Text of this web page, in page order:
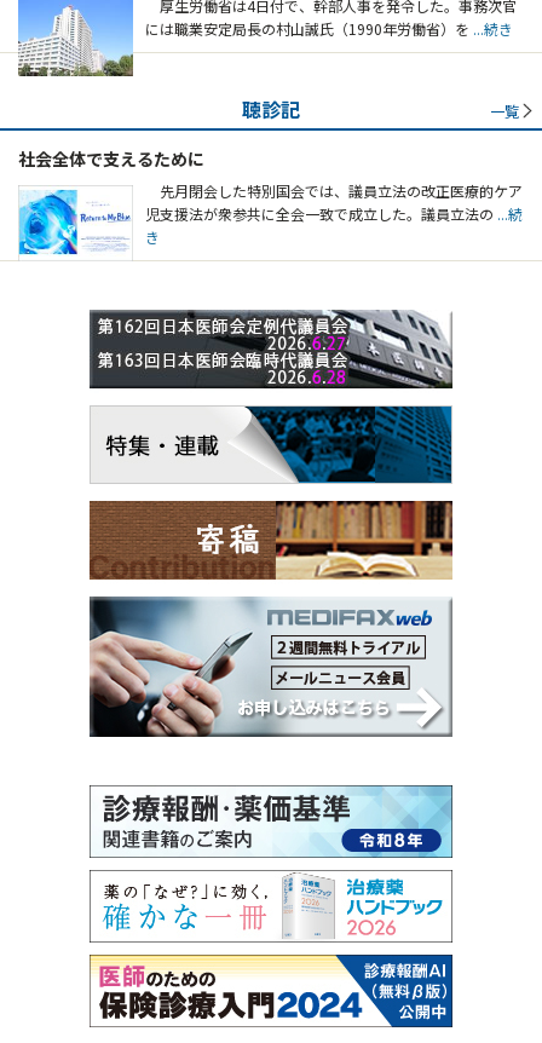
厚生労働省は4日付で、幹部人事を発令した。事務次官
には職業安定局長の村山誠氏（1990年労働省）を ...続き
聴診記 一覧
社会全体で支えるために
先月閉会した特別国会では、議員立法の改正医療的ケア
児支援法が衆参共に全会一致で成立した。議員立法の ...続
き